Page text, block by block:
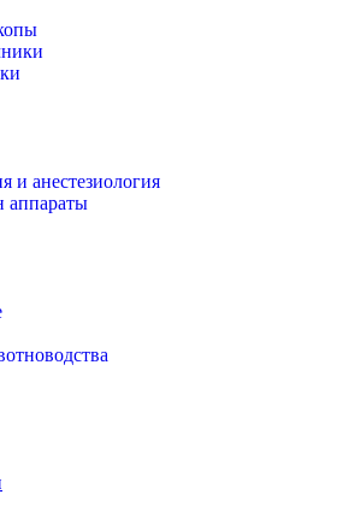
и анестезиология
аппараты